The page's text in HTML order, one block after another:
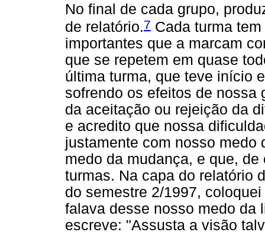
No final de cada grupo,
de relatório.7 Cada turma
importantes que a marcam
que se repetem em quase
última turma, que teve início
sofrendo os efeitos de nossa
da aceitação ou rejeição da
e acredito que nossa
justamente com nosso medo
medo da mudança, e que,
turmas. Na capa do relatório
do semestre 2/1997,
falava desse nosso medo da
escreve: "Assusta a visão